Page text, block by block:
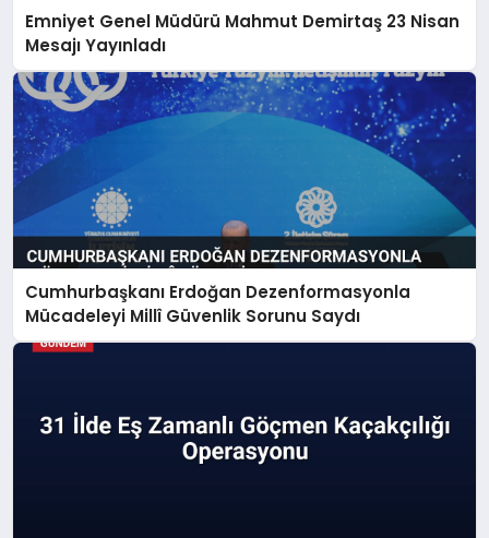
Emniyet Genel Müdürü Mahmut Demirtaş 23 Nisan
Mesajı Yayınladı
Cumhurbaşkanı Erdoğan Dezenformasyonla
Mücadeleyi Millî Güvenlik Sorunu Saydı